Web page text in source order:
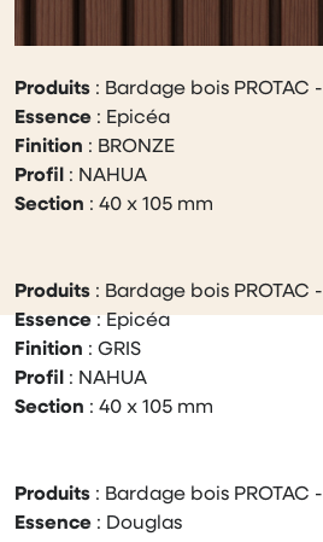
Produits : Bardage bois PROTAC -
Essence : Epicéa
Finition : BRONZE
Profil : NAHUA
Section : 40 x 105 mm
Produits : Bardage bois PROTAC -
Essence: Epicéa
Finition : GRIS
Profil : NAHUA
Section : 40 x 105 mm
Produits : Bardage bois PROTAC -
Essence : Douglas